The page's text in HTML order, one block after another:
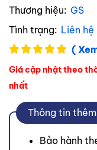
Thương hiệu: GS
Tình trạng: Liên hệ
(
Giá cập nhật theo
nhất
Thông tin thêm
Bảo hành